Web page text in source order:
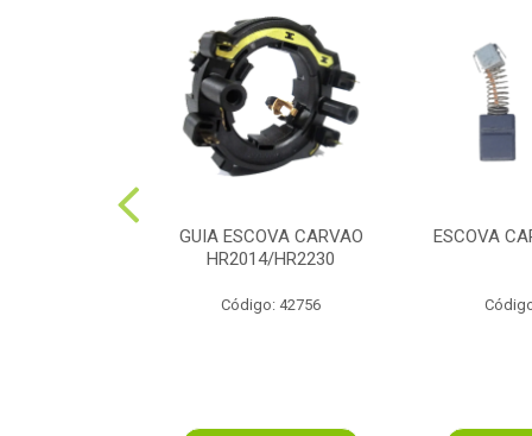
GUIA ESCOVA CARVAO
HR2014/HR2230
Código: 42756
ESCOVA